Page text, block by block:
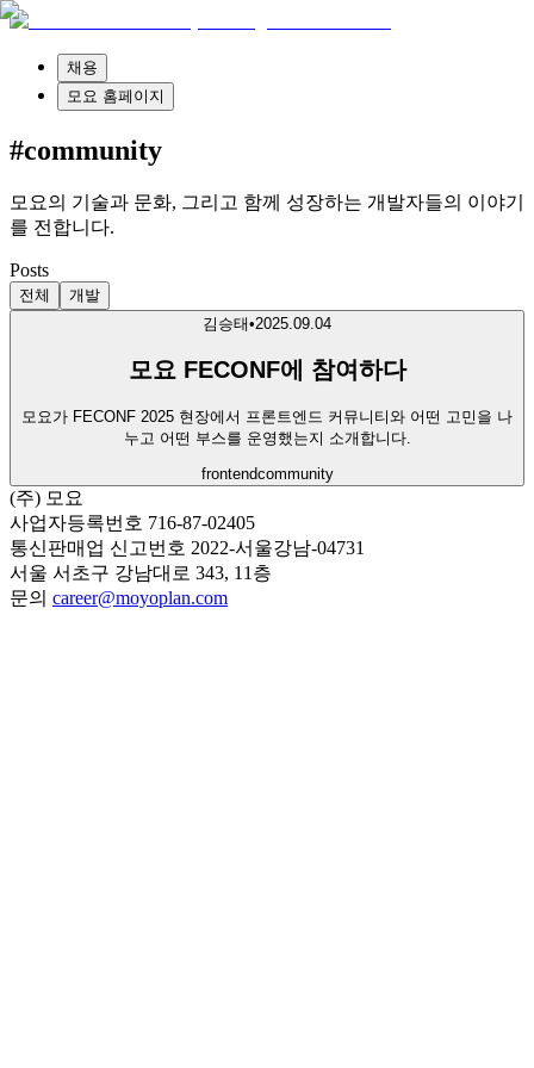
채용
모요 홈페이지
#community
모요의 기술과 문화, 그리고 함께 성장하는 개발자들의 이야기
를 전합니다.
Posts
전체
개발
김승태•2025.09.04
모요 FECONF에 참여하다
모요가 FECONF 2025 현장에서 프론트엔드 커뮤니티와 어떤 고민을 나
누고 어떤 부스를 운영했는지 소개합니다.
frontendcommunity
(주) 모요
사업자등록번호 716-87-02405
통신판매업 신고번호 2022-서울강남-04731
서울 서초구 강남대로 343, 11층
문의 career@moyoplan.com